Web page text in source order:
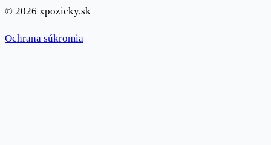
© 2026 xpozicky.sk
Ochrana súkromia